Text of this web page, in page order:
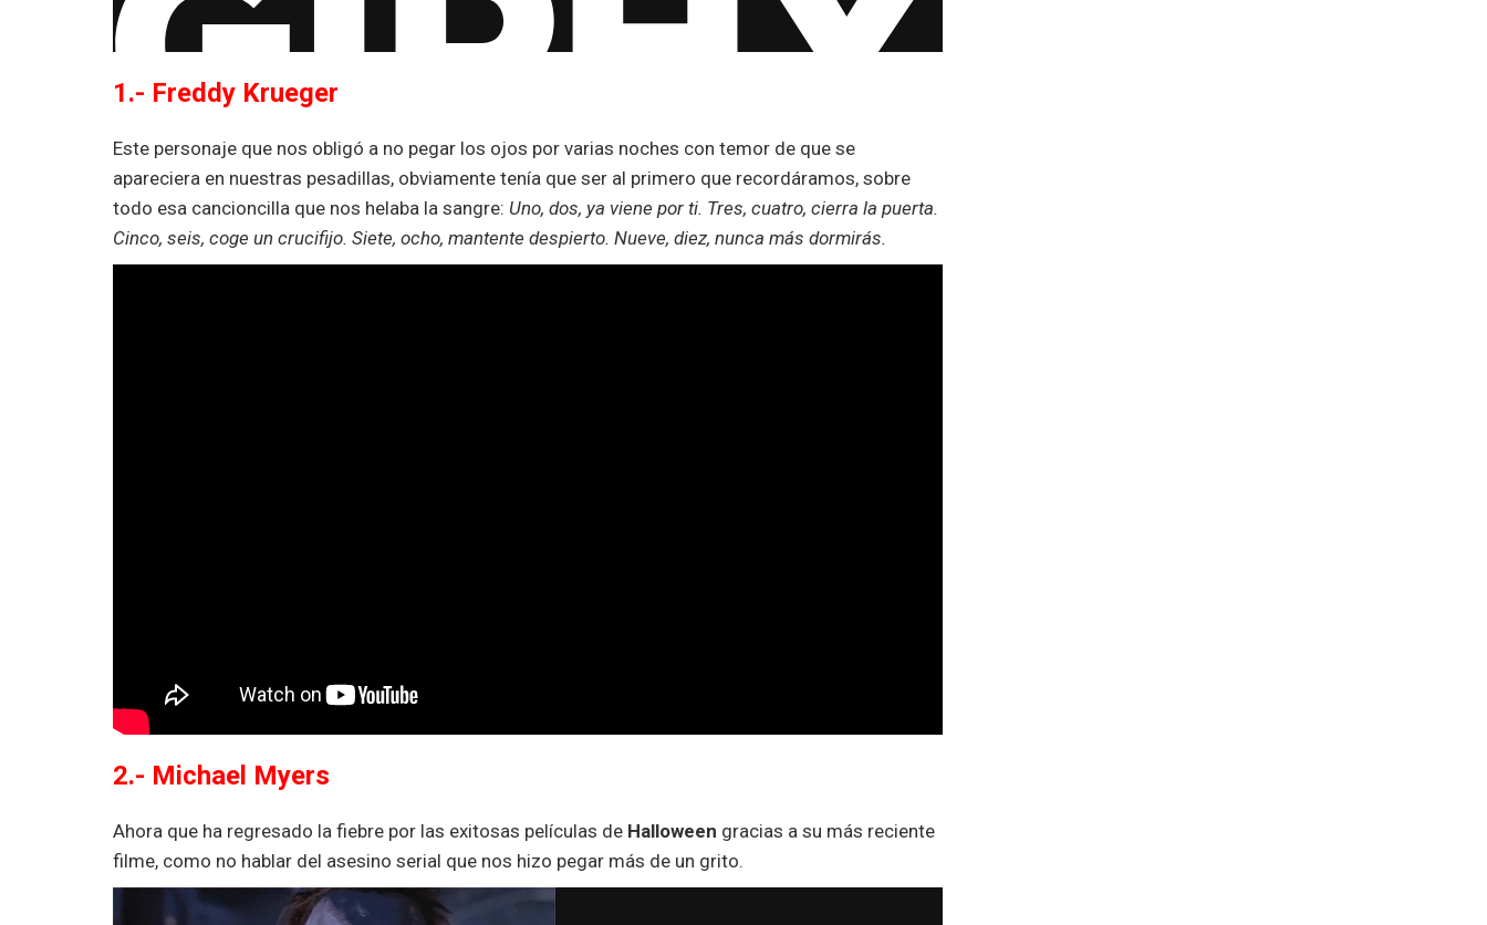
1.- Freddy Krueger
Este personaje que nos obligó a no pegar los ojos por varias noches con temor de que se
apareciera en nuestras pesadillas, obviamente tenía que ser al primero que recordáramos, sobre
todo esa cancioncilla que nos helaba la sangre: Uno, dos, ya viene por ti. Tres, cuatro, cierra la puerta.
Cinco, seis, coge un crucifijo. Siete, ocho, mantente despierto. Nueve, diez, nunca más dormirás.
2.- Michael Myers
Ahora que ha regresado la fiebre por las exitosas películas de Halloween gracias a su más reciente
filme, como no hablar del asesino serial que nos hizo pegar más de un grito.